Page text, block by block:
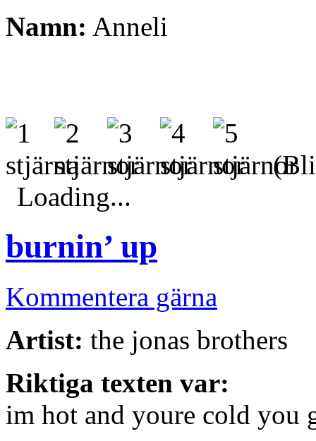
Namn: Anneli
(Bli
Loading...
burnin’ up
Kommentera gärna
Artist: the jonas brothers
Riktiga texten var:
im hot and youre cold you